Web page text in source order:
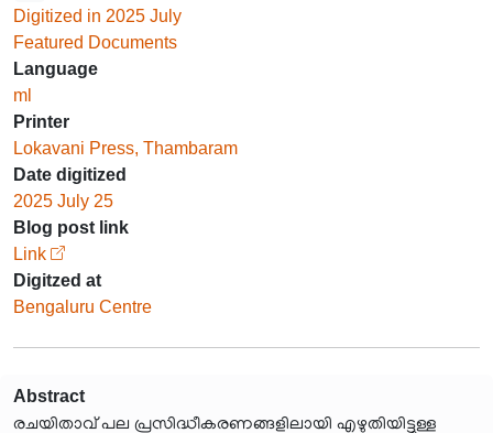
Digitized in 2025 July
Featured Documents
Language
ml
Printer
Lokavani Press, Thambaram
Date digitized
2025 July 25
Blog post link
Link
Digitzed at
Bengaluru Centre
Abstract
രചയിതാവ് പല പ്രസിദ്ധീകരണങ്ങളിലായി എഴുതിയിട്ടുള്ള